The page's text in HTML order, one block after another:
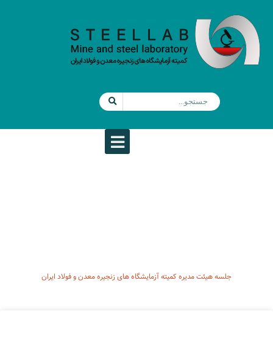
جلسه هیئت مدیره کمیته آزمایشگاه های زنجیره معدن و فولاد ایران